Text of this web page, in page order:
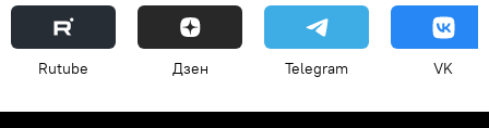
Rutube Дзен Telegram VK